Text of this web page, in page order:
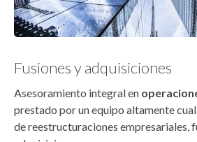
Fusiones y adquisiciones
Asesoramiento integral en
prestado por un equipo altamente
de reestructuraciones empresariales,